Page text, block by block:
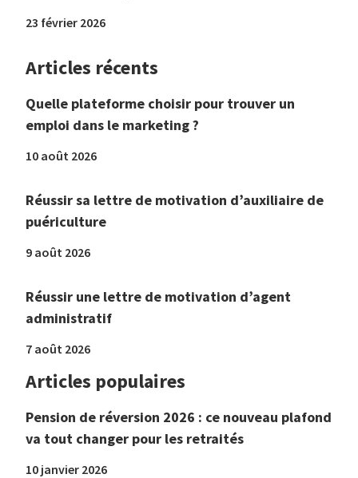
23 février 2026
Articles récents
Quelle plateforme choisir pour trouver un
emploi dans le marketing ?
10 août 2026
Réussir sa lettre de motivation d’auxiliaire de
puériculture
9 août 2026
Réussir une lettre de motivation d’agent
administratif
7 août 2026
Articles populaires
Pension de réversion 2026 : ce nouveau plafond
va tout changer pour les retraités
10 janvier 2026